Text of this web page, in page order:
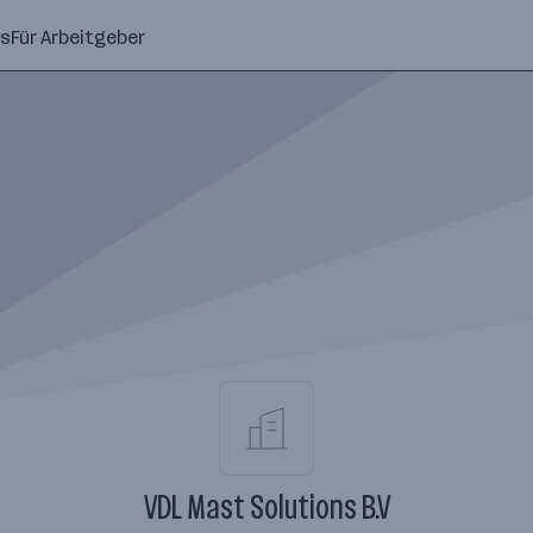
Für Arbeitgeber
VDL Mast Solutions B.V